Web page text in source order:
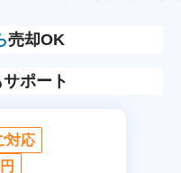
売却OK
サポート
対応